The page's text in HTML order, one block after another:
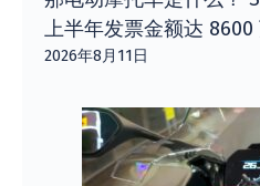
上半年发票金额达
2026年8月11日